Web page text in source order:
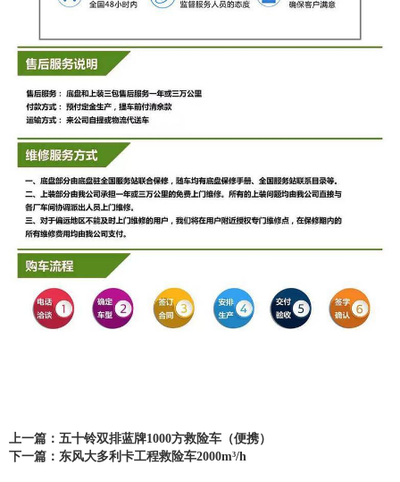
上一篇：五十铃双排蓝牌1000方救险车（便携）
下一篇：东风大多利卡工程救险车2000m³/h